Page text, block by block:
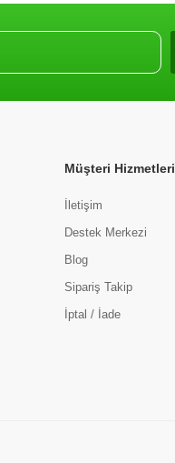
Müşteri Hizmetleri
İletişim
Destek Merkezi
Blog
Sipariş Takip
İptal / İade